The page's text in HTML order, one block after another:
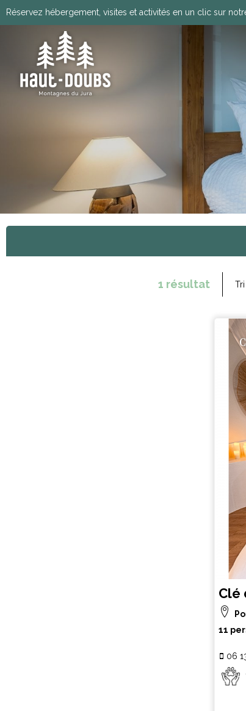
Réservez hébergement, visites et activités en un clic sur
1 résultat Tri
Clé
11
06